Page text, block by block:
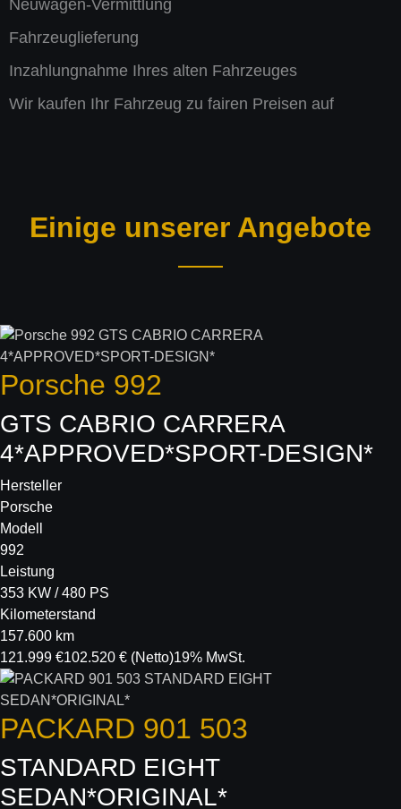
Neuwagen-Vermittlung
Fahrzeuglieferung
Inzahlung­nahme Ihres alten Fahrzeuges
Wir kaufen Ihr Fahrzeug zu fairen Preisen auf
Einige unserer Angebote
Porsche 992
GTS CABRIO CARRERA
4*APPROVED*SPORT-DESIGN*
Hersteller
Porsche
Modell
992
Leistung
353 KW / 480 PS
Kilometerstand
157.600 km
121.999 €102.520 € (Netto)19% MwSt.
PACKARD 901 503
STANDARD EIGHT
SEDAN*ORIGINAL*